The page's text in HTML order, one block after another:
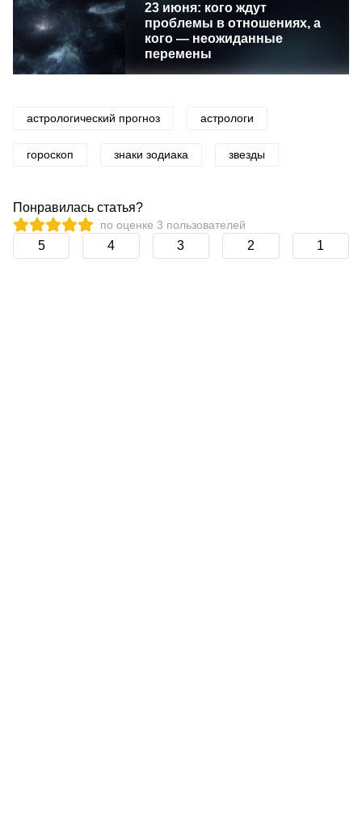
23 июня: кого ждут
проблемы в отношениях, а
кого — неожиданные
перемены
астрологический прогноз астрологи
гороскоп знаки зодиака звезды
Понравилась статья?
по оценке 3 пользователей
5 4 3 2 1